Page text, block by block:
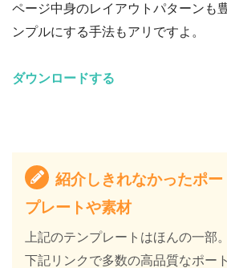
ページ中身のレイアウトパターンも
ンプルにする手法もアリですよ。
ダウンロードする
紹介しきれなかったポ
プレートや素材
上記のテンプレートはほんの一部。
下記リンクで多数の高品質なポー